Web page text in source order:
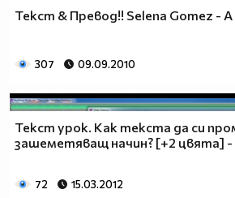
Текст & Превод!! Selena Gomez -
307 09.09.2010
Текст урок. Как текста да си
зашеметяващ начин? [+2 цвята] -
72 15.03.2012